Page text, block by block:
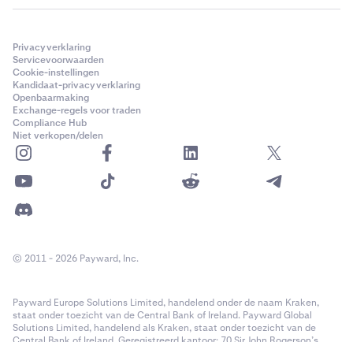
Privacyverklaring
Servicevoorwaarden
Cookie-instellingen
Kandidaat-privacyverklaring
Openbaarmaking
Exchange-regels voor traden
Compliance Hub
Niet verkopen/delen
© 2011 - 2026 Payward, Inc.
Payward Europe Solutions Limited, handelend onder de naam Kraken,
staat onder toezicht van de Central Bank of Ireland. Payward Global
Solutions Limited, handelend als Kraken, staat onder toezicht van de